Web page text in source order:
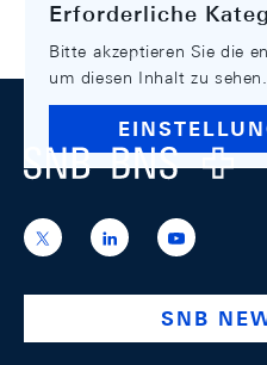
Erforderliche
Bitte akzeptieren Sie die
um diesen Inhalt zu sehen.
Footer
Logo
https://x.com/snb_bns
https://
national-
https://
SNB